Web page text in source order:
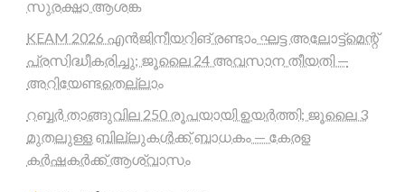
സുരക്ഷാ ആശങ്ക
KEAM 2026 എൻജിനീയറിങ് രണ്ടാം ഘട്ട അലോട്ട്മെന്റ്
പ്രസിദ്ധീകരിച്ചു; ജൂലൈ 24 അവസാന തീയതി —
അറിയേണ്ടതെല്ലാം
റബ്ബർ താങ്ങുവില 250 രൂപയായി ഉയർത്തി; ജൂലൈ 3
മുതലുള്ള ബില്ലുകൾക്ക് ബാധകം — കേരള
കർഷകർക്ക് ആശ്വാസം